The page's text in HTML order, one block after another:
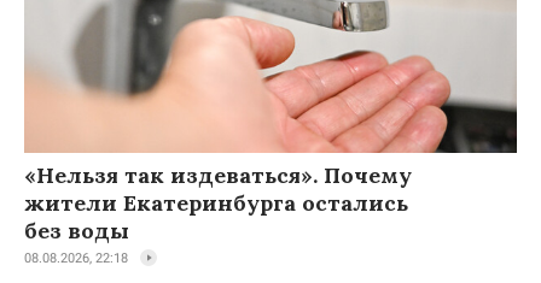
«Нельзя так издеваться». Почему
жители Екатеринбурга остались
без воды
08.08.2026, 22:18